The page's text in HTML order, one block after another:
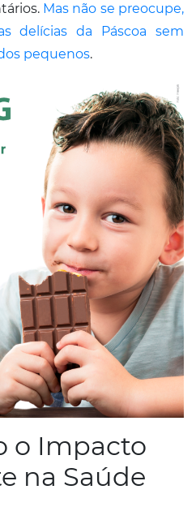
Mas não se preocupe,
delícias da Páscoa sem
pequenos.
o Impacto
na Saúde